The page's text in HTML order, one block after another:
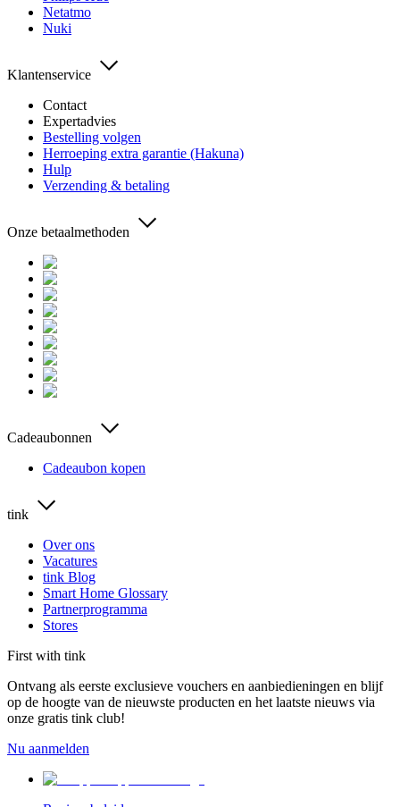
Netatmo
Nuki
Klantenservice
Contact
Expertadvies
Bestelling volgen
Herroeping extra garantie (Hakuna)
Hulp
Verzending & betaling
Onze betaalmethoden
Cadeaubonnen
Cadeaubon kopen
tink
Over ons
Vacatures
tink Blog
Smart Home Glossary
Partnerprogramma
Stores
First with tink
Ontvang als eerste exclusieve vouchers en aanbiedieningen en blijf
op de hoogte van de nieuwste producten en het laatste nieuws via
onze gratis tink club!
Nu aanmelden